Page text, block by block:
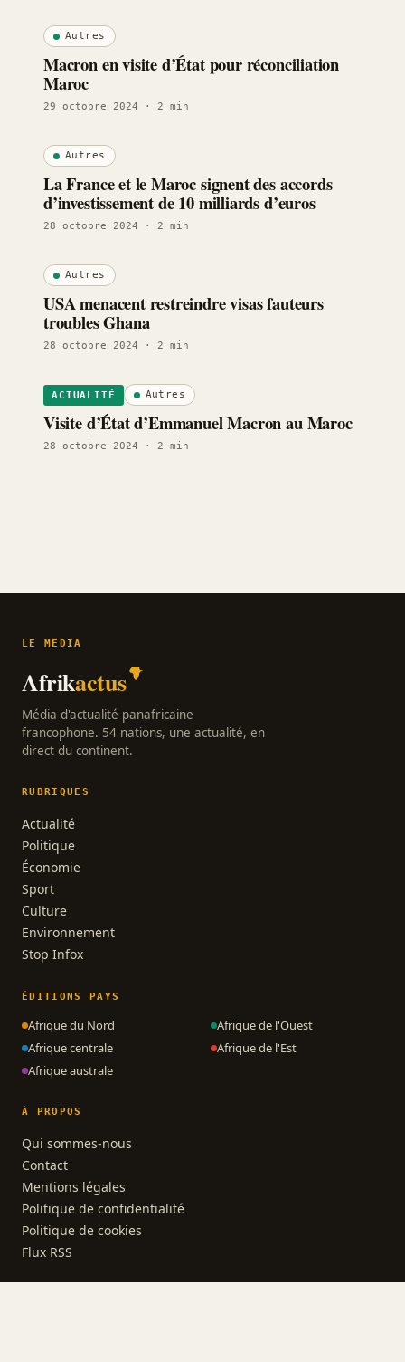
Autres
Macron en visite d’État pour réconciliation
Maroc
29 octobre 2024 · 2 min
Autres
La France et le Maroc signent des accords
d’investissement de 10 milliards d’euros
28 octobre 2024 · 2 min
Autres
USA menacent restreindre visas fauteurs
troubles Ghana
28 octobre 2024 · 2 min
ACTUALITÉ Autres
Visite d’État d’Emmanuel Macron au Maroc
28 octobre 2024 · 2 min
LE MÉDIA
Afrikactus
Média d'actualité panafricaine
francophone. 54 nations, une actualité, en
direct du continent.
RUBRIQUES
Actualité
Politique
Économie
Sport
Culture
Environnement
Stop Infox
ÉDITIONS PAYS
Afrique du Nord
Afrique de l'Ouest
Afrique centrale
Afrique de l'Est
Afrique australe
À PROPOS
Qui sommes-nous
Contact
Mentions légales
Politique de confidentialité
Politique de cookies
Flux RSS